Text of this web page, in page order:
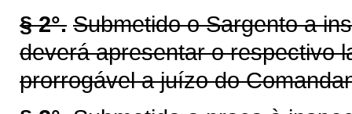
§ 2°. Submetido o Sargento a
deverá apresentar o respectivo
prorrogável a juízo do